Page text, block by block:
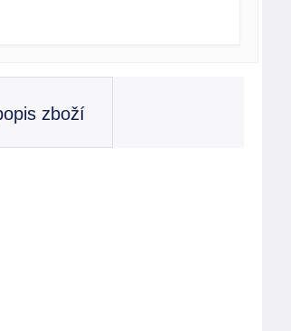
zboží